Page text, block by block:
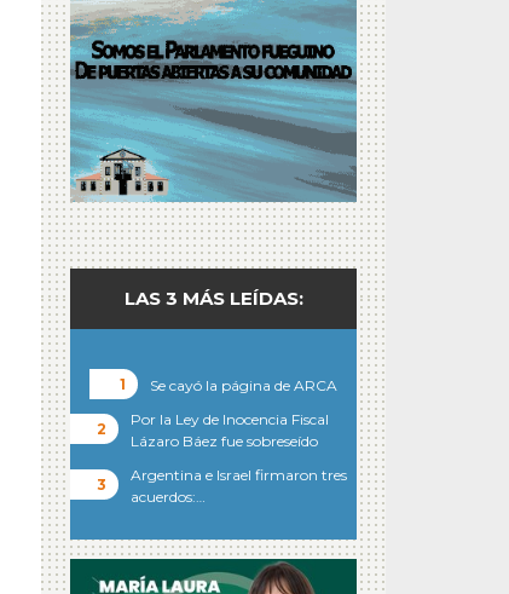
LAS 3 MÁS LEÍDAS:
Se cayó la página de ARCA
Por la Ley de Inocencia Fiscal
Lázaro Báez fue sobreseído
Argentina e Israel firmaron tres
acuerdos:…